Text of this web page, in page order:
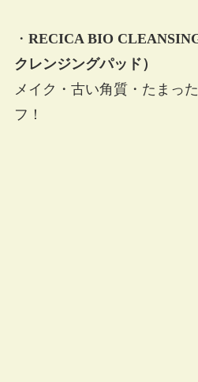
・ RECICA BIO
クレンジングパッド）
メイク・古い角質・たまっ
フ！